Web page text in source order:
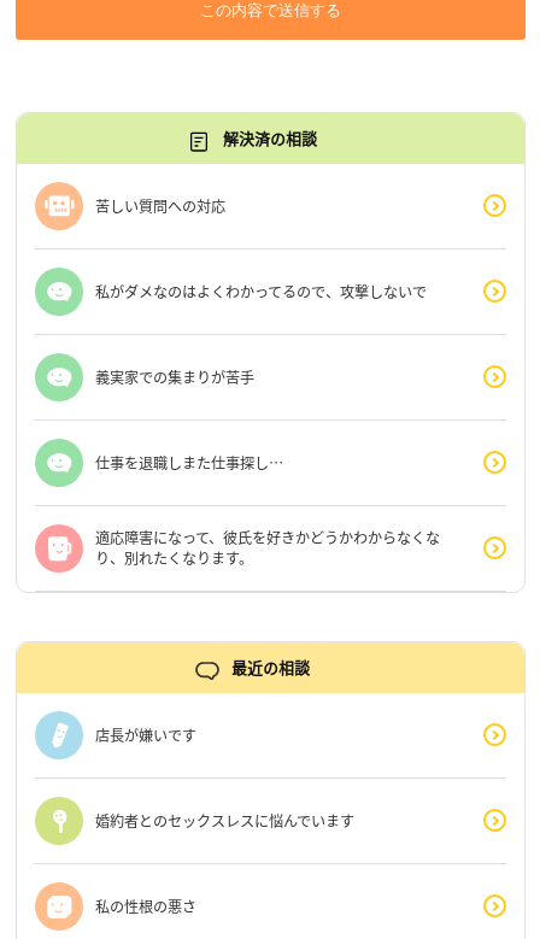
この内容で送信する
解決済の相談
苦しい質問への対応
私がダメなのはよくわかってるので、攻撃しないで
義実家での集まりが苦手
仕事を退職しまた仕事探し…
適応障害になって、彼氏を好きかどうかわからなくな
り、別れたくなります。
最近の相談
店長が嫌いです
婚約者とのセックスレスに悩んでいます
私の性根の悪さ